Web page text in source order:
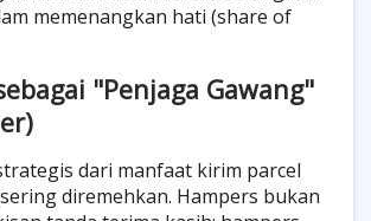
memenangkan hati (share of
"Penjaga Gawang"
dari manfaat kirim parcel
diremehkan. Hampers bukan